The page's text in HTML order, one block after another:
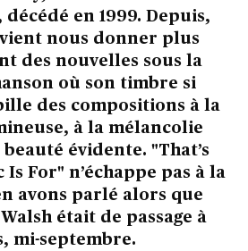
en 1999. Depuis,
nous donner plus
des nouvelles sous la
où son timbre si
des compositions à la
à la mélancolie
évidente. "That’s
Is For" n’échappe pas à la
avons parlé alors que
était de passage à
mi-septembre.